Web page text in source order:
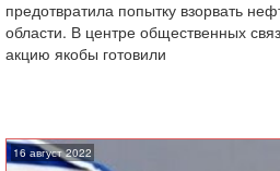
предотвратила попытку взорвать
области. В центре общественных
акцию якобы готовили
16 август 2022